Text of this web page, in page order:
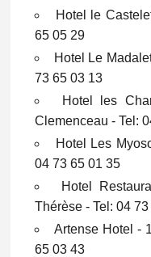
Hotel le
65 05 29
Hotel Le
73 65 03 13
Hotel les
Clemenceau - Tel:
Hotel Les
04 73 65 01 35
Hotel
Thérèse - Tel: 04
Artense Hotel -
65 03 43